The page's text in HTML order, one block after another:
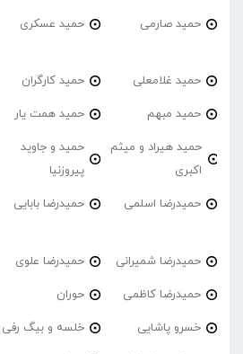
حمید صارمی حمید عسکری
حمید غلامعلی حمید کارگران
حمید مبهم حمید همت یار
حمید هیراد و میثم
اکبری
حمید و جاوید
پیروزنیا
حمیدرضا اسلمی حمیدرضا بابایی
حمیدرضا شمیرانی حمیدرضا علوی
حمیدرضا کاظمی حوران
خسرو پاشایی خلسه و بیگ رفی